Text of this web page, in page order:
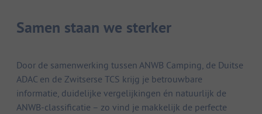
Samen staan we sterker
Door de samenwerking tussen ANWB Camping, de Duitse
ADAC en de Zwitserse TCS krijg je betrouwbare
informatie, duidelijke vergelijkingen én natuurlijk de
ANWB-classificatie – zo vind je makkelijk de perfecte